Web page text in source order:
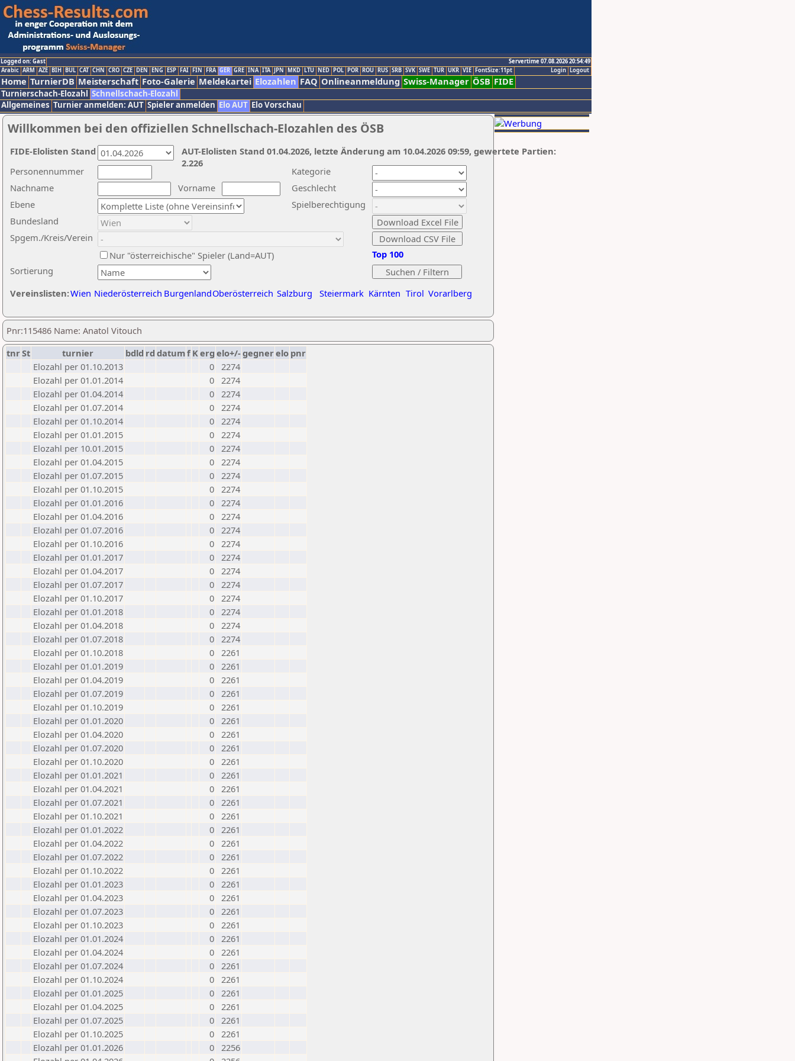
Logged on: Gast
Servertime 07.08.2026 20:54:49
Logout
Login
Arabic ARM AZE BIH BUL CAT CHN CRO CZE DEN ENG ESP FAI FIN FRA GER GRE INA ITA JPN MKD LTU NED POL POR ROU RUS SRB SVK SWE TUR UKR VIE FontSize:11pt
Home TurnierDB Meisterschaft Foto-Galerie Meldekartei Elozahlen FAQ Onlineanmeldung Swiss-Manager ÖSB FIDE
Turnierschach-Elozahl Schnellschach-Elozahl
Allgemeines Turnier anmelden: AUT Spieler anmelden Elo AUT Elo Vorschau
Willkommen bei den offiziellen Schnellschach-Elozahlen des ÖSB
Nachname
Vorname
Ebene
Kategorie
Sortierung
Personennummer
Bundesland
Spgem./Kreis/Verein
Geschlecht
Nur "österreichische" Spieler (Land=AUT)
Spielberechtigung
Vereinslisten:Wien Niederösterreich BurgenlandOberösterreich Salzburg Steiermark Kärnten Tirol Vorarlberg
Top 100
AUT-Elolisten Stand 01.04.2026, letzte Änderung am 10.04.2026 09:59, gewertete Partien:
2.226
FIDE-Elolisten Stand
Pnr:115486 Name: Anatol Vitouch
tnrSt turnier bdld rd datumf Kerg elo+/-gegnerelo pnr
Elozahl per 01.10.2013
0 2274
Elozahl per 01.01.2014
0 2274
Elozahl per 01.04.2014
0 2274
Elozahl per 01.07.2014
0 2274
Elozahl per 01.10.2014
0 2274
Elozahl per 01.01.2015
0 2274
Elozahl per 10.01.2015
0 2274
Elozahl per 01.04.2015
0 2274
Elozahl per 01.07.2015
0 2274
Elozahl per 01.10.2015
0 2274
Elozahl per 01.01.2016
0 2274
Elozahl per 01.04.2016
0 2274
Elozahl per 01.07.2016
0 2274
Elozahl per 01.10.2016
0 2274
Elozahl per 01.01.2017
0 2274
Elozahl per 01.04.2017
0 2274
Elozahl per 01.07.2017
0 2274
Elozahl per 01.10.2017
0 2274
Elozahl per 01.01.2018
0 2274
Elozahl per 01.04.2018
0 2274
Elozahl per 01.07.2018
0 2274
Elozahl per 01.10.2018
0 2261
Elozahl per 01.01.2019
0 2261
Elozahl per 01.04.2019
0 2261
Elozahl per 01.07.2019
0 2261
Elozahl per 01.10.2019
0 2261
Elozahl per 01.01.2020
0 2261
Elozahl per 01.04.2020
0 2261
Elozahl per 01.07.2020
0 2261
Elozahl per 01.10.2020
0 2261
Elozahl per 01.01.2021
0 2261
Elozahl per 01.04.2021
0 2261
Elozahl per 01.07.2021
0 2261
Elozahl per 01.10.2021
0 2261
Elozahl per 01.01.2022
0 2261
Elozahl per 01.04.2022
0 2261
Elozahl per 01.07.2022
0 2261
Elozahl per 01.10.2022
0 2261
Elozahl per 01.01.2023
0 2261
Elozahl per 01.04.2023
0 2261
Elozahl per 01.07.2023
0 2261
Elozahl per 01.10.2023
0 2261
Elozahl per 01.01.2024
0 2261
Elozahl per 01.04.2024
0 2261
Elozahl per 01.07.2024
0 2261
Elozahl per 01.10.2024
0 2261
Elozahl per 01.01.2025
0 2261
Elozahl per 01.04.2025
0 2261
Elozahl per 01.07.2025
0 2261
Elozahl per 01.10.2025
0 2261
Elozahl per 01.01.2026
0 2256